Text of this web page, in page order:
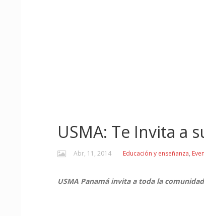
USMA: Te Invita a
Abr, 11, 2014 Educación y enseñanza,
USMA Panamá invita a toda la